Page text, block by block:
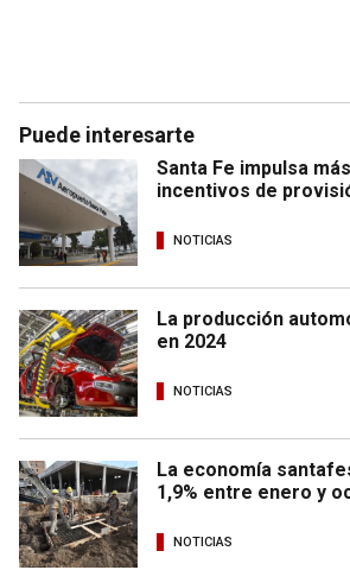
Puede interesarte
Santa Fe impulsa
incentivos de
NOTICIAS
La producción
en 2024
NOTICIAS
La economía
1,9% entre enero y
NOTICIAS